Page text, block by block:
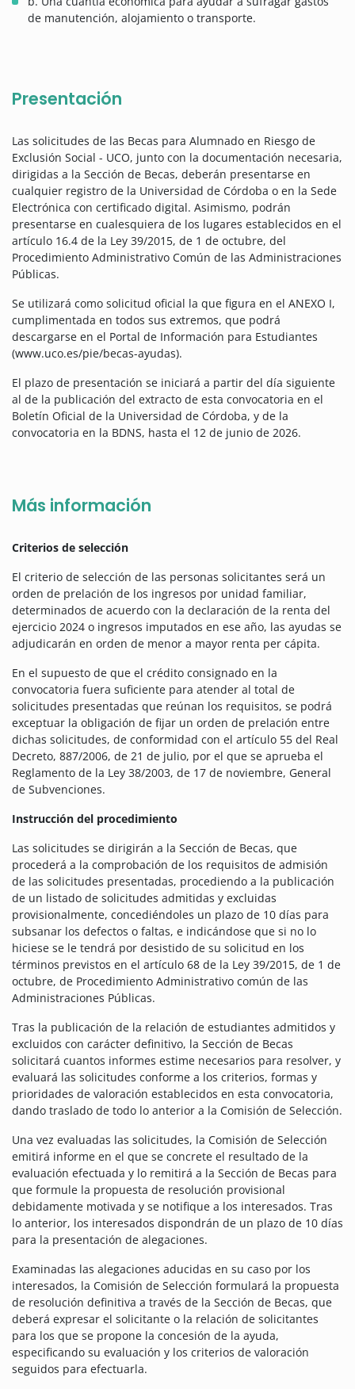
de manutención, alojamiento o transporte.
Presentación
Las solicitudes de las Becas para Alumnado en Riesgo de
Exclusión Social - UCO, junto con la documentación necesaria,
dirigidas a la Sección de Becas, deberán presentarse en
cualquier registro de la Universidad de Córdoba o en la Sede
Electrónica con certificado digital. Asimismo, podrán
presentarse en cualesquiera de los lugares establecidos en el
artículo 16.4 de la Ley 39/2015, de 1 de octubre, del
Procedimiento Administrativo Común de las Administraciones
Públicas.
Se utilizará como solicitud oficial la que figura en el ANEXO I,
cumplimentada en todos sus extremos, que podrá
descargarse en el Portal de Información para Estudiantes
(www.uco.es/pie/becas-ayudas).
El plazo de presentación se iniciará a partir del día siguiente
al de la publicación del extracto de esta convocatoria en el
Boletín Oficial de la Universidad de Córdoba, y de la
convocatoria en la BDNS, hasta el 12 de junio de 2026.
Más información
Criterios de selección
El criterio de selección de las personas solicitantes será un
orden de prelación de los ingresos por unidad familiar,
determinados de acuerdo con la declaración de la renta del
ejercicio 2024 o ingresos imputados en ese año, las ayudas se
adjudicarán en orden de menor a mayor renta per cápita.
En el supuesto de que el crédito consignado en la
convocatoria fuera suficiente para atender al total de
solicitudes presentadas que reúnan los requisitos, se podrá
exceptuar la obligación de fijar un orden de prelación entre
dichas solicitudes, de conformidad con el artículo 55 del Real
Decreto, 887/2006, de 21 de julio, por el que se aprueba el
Reglamento de la Ley 38/2003, de 17 de noviembre, General
de Subvenciones.
Instrucción del procedimiento
Las solicitudes se dirigirán a la Sección de Becas, que
procederá a la comprobación de los requisitos de admisión
de las solicitudes presentadas, procediendo a la publicación
de un listado de solicitudes admitidas y excluidas
provisionalmente, concediéndoles un plazo de 10 días para
subsanar los defectos o faltas, e indicándose que si no lo
hiciese se le tendrá por desistido de su solicitud en los
términos previstos en el artículo 68 de la Ley 39/2015, de 1 de
octubre, de Procedimiento Administrativo común de las
Administraciones Públicas.
Tras la publicación de la relación de estudiantes admitidos y
excluidos con carácter definitivo, la Sección de Becas
solicitará cuantos informes estime necesarios para resolver, y
evaluará las solicitudes conforme a los criterios, formas y
prioridades de valoración establecidos en esta convocatoria,
dando traslado de todo lo anterior a la Comisión de Selección.
Una vez evaluadas las solicitudes, la Comisión de Selección
emitirá informe en el que se concrete el resultado de la
evaluación efectuada y lo remitirá a la Sección de Becas para
que formule la propuesta de resolución provisional
debidamente motivada y se notifique a los interesados. Tras
lo anterior, los interesados dispondrán de un plazo de 10 días
para la presentación de alegaciones.
Examinadas las alegaciones aducidas en su caso por los
interesados, la Comisión de Selección formulará la propuesta
de resolución definitiva a través de la Sección de Becas, que
deberá expresar el solicitante o la relación de solicitantes
para los que se propone la concesión de la ayuda,
especificando su evaluación y los criterios de valoración
seguidos para efectuarla.